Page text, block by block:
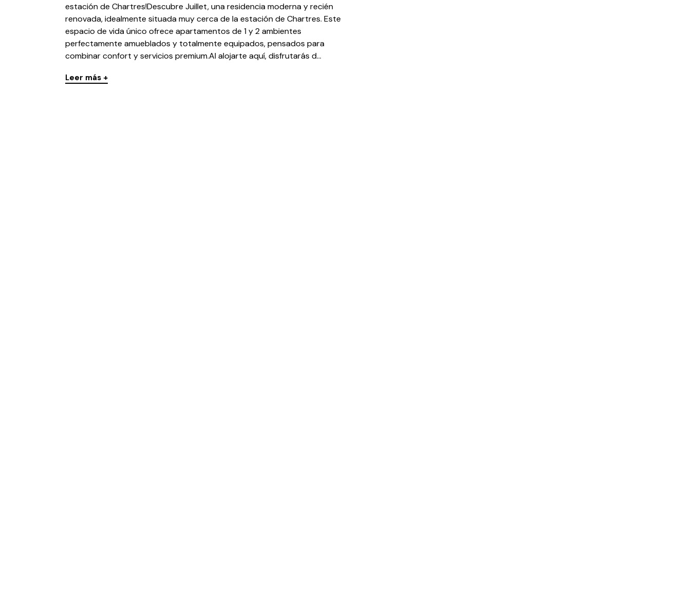
estación de Chartres!Descubre Juillet, una residencia moderna y recién
renovada, idealmente situada muy cerca de la estación de Chartres. Este
espacio de vida único ofrece apartamentos de 1 y 2 ambientes
perfectamente amueblados y totalmente equipados, pensados para
combinar confort y servicios premium.Al alojarte aquí, disfrutarás d...
Leer más +